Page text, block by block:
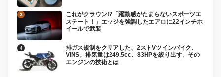
これがクラウン!?「躍動感がたまらないスポーツエ
ステート！」エッジを強調したエアロに22インチホ
イールで武装
排ガス規制をクリアした、2ストVツインバイク、
VINS。排気量は249.5cc、83HPを絞り出す。その
エンジンの技術とは